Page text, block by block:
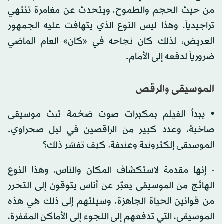
من حيث الحجم والطموح، ويتحدث عن مغامرة تنتهي
تراجيدياً. وهذا ليس النوع الذي يتهافت عليه الجمهور
العريض، لذلك كان نجاحه في «كان» العام الماضي
ضرورياً لدفعه إلى الأمام.
الموسيقى والرقص
• يبدأ الفيلم بمكبرات صوت ضخمة تبث موسيقى
صاخبة، وعدد كبير من الراقصين في ليل صحراوي.
الموسيقى إلكترونية وعنيفة. كيف تفسّر ذلك؟
- إنها مقدمة لاستكشاف المكان والناس، وهذا النوع
الهائج من الموسيقى يعبّر عن أناس يتوقون إلى التحرر
من قوانين الحياة الجاهزة. وسيلتهم إلى ذلك هي هذه
الموسيقى، التي تدفعهم إلى اللجوء إلى الأماكن المقفرة،